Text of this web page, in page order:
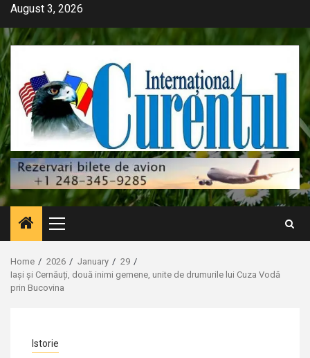
Skip
content
August 3, 2026
Primary
Menu
Home 2026 January
29
Iași și Cernăuți, două inimi gemene, unite de drumurile lui Cuza Vodă
prin Bucovina
Istorie